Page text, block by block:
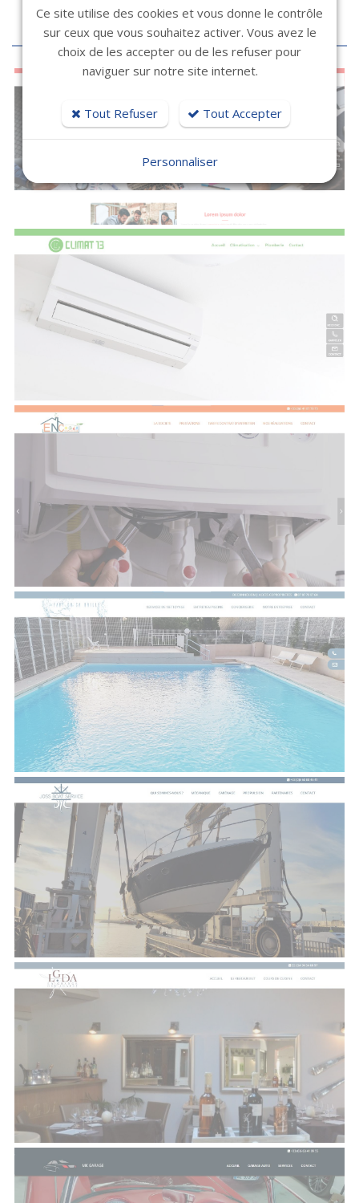
LEAD.
Ce site utilise des cookies et vous donne le contrôle
sur ceux que vous souhaitez activer. Vous avez le
choix de les accepter ou de les refuser pour
naviguer sur notre site internet.
Tout Refuser Tout Accepter
Personnaliser